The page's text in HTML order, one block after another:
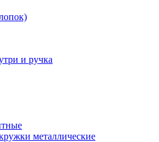
и ручка
металлические